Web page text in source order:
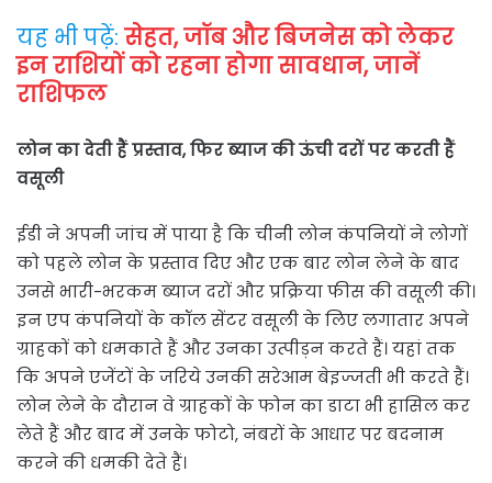
यह भी पढ़ें: सेहत, जॉब और बिजनेस को लेकर
इन राशियों को रहना होगा सावधान, जानें
राशिफल
लोन का देती हैं प्रस्ताव, फिर ब्याज की ऊंची दरों पर करती हैं
वसूली
ईडी ने अपनी जांच में पाया है कि चीनी लोन कंपनियों ने लोगों
को पहले लोन के प्रस्ताव दिए और एक बार लोन लेने के बाद
उनसे भारी-भरकम ब्याज दरों और प्रक्रिया फीस की वसूली की।
इन एप कंपनियों के कॉल सेंटर वसूली के लिए लगातार अपने
ग्राहकों को धमकाते हैं और उनका उत्पीड़न करते हैं। यहां तक
कि अपने एजेंटों के जरिये उनकी सरेआम बेइज्जती भी करते हैं।
लोन लेने के दौरान वे ग्राहकों के फोन का डाटा भी हासिल कर
लेते हैं और बाद में उनके फोटो, नंबरों के आधार पर बदनाम
करने की धमकी देते हैं।